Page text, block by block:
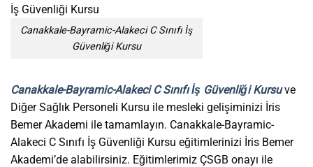
Canakkale-Bayramic-Alakeci C Sınıfı İş
Güvenliği Kursu
Canakkale-Bayramic-Alakeci C Sınıfı İş Güvenliği Kursuve
Diğer Sağlık Personeli Kursu ile mesleki gelişiminizi İris
Bemer Akademi ile tamamlayın. Canakkale-Bayramic-
Alakeci C Sınıfı İş Güvenliği Kursu eğitimlerinizi İris Bemer
Akademi’de alabilirsiniz. Eğitimlerimiz ÇSGB onayı ile